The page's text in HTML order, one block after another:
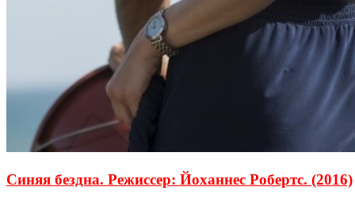
Синяя бездна. Режиссер: Йоханнес Робертс. (2016)